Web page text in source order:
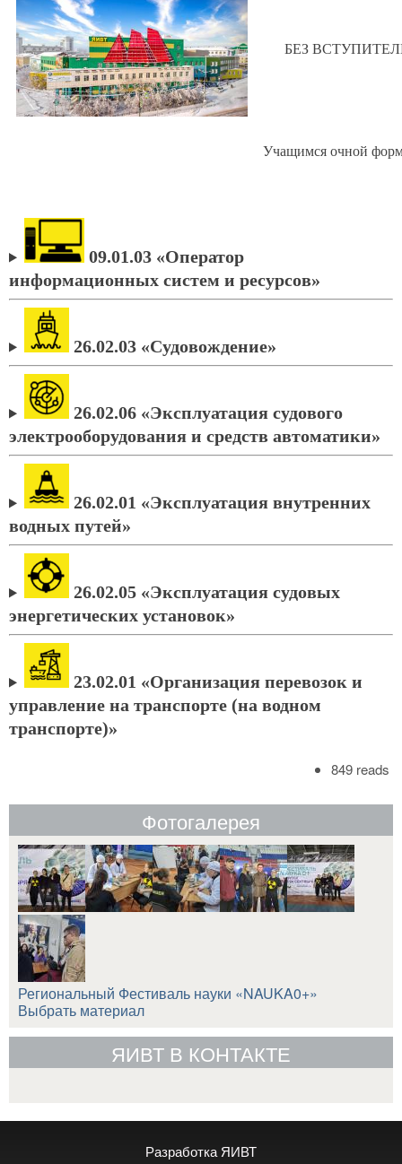
БЕЗ
Учащимся очной
09.01.03 «Оператор
информационных систем и ресурсов»
26.02.03 «Судовождение»
26.02.06 «Эксплуатация судового
электрооборудования и средств автоматики»
26.02.01 «Эксплуатация внутренних
водных путей»
26.02.05 «Эксплуатация судовых
энергетических установок»
23.02.01 «Организация перевозок и
управление на транспорте (на водном
транспорте)»
849 reads
Фотогалерея
Региональный Фестиваль науки «NAUKA0+»
Выбрать материал
ЯИВТ В КОНТАКТЕ
Разработка ЯИВТ